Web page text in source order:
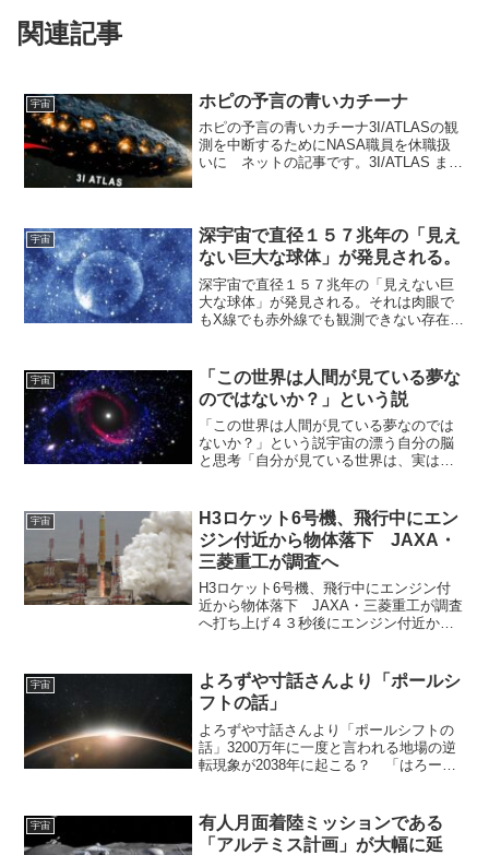
関連記事
宇宙 ホピの予言の青いカチーナ
ホピの予言の青いカチーナ3I/ATLASの観
測を中断するためにNASA職員を休職扱
いに ネットの記事です。3I/ATLAS また
宇宙
深宇宙で直径１５７兆年の「見え
ない巨大な球体」が発見される。
深宇宙で直径１５７兆年の「見えない巨
大な球体」が発見される。それは肉眼で
もX線でも赤外線でも観測できない存在
在」が発見されたようです。それは、見
えない巨大球体で、冒...
宇宙
「この世界は人間が見ている夢な
のではないか？」という説
「この世界は人間が見ている夢なのでは
ないか？」という説宇宙の漂う自分の脳
と思考「自分が見ている世界は、実は水
思考実験のひとつです。このような考え
を元に、実存主義やエント...
宇宙
H3ロケット6号機、飛行中にエン
ジン付近から物体落下 JAXA・
三菱重工が調査へ
H3ロケット6号機、飛行中にエンジン付
近から物体落下 JAXA・三菱重工が調査
へ打ち上げ４３秒後にエンジン付近から
形態試験機）の中継映像では、リフトオ
フ直後に第...
宇宙
よろずや寸話さんより「ポールシ
フトの話」
よろずや寸話さんより「ポールシフトの
話」3200万年に一度と言われる地場の逆
転現象が2038年に起こる？ 「はろーふ
言を和訳されていたので聞いていたら、
地球のポールシフ...
宇宙
有人月面着陸ミッションである
「アルテミス計画」が大幅に延